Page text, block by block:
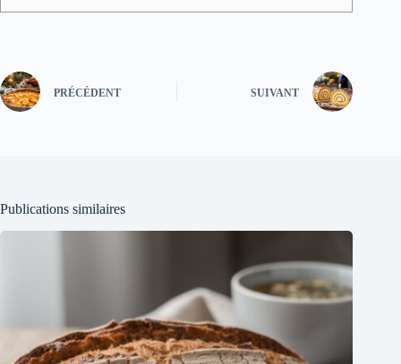
PRÉCÉDENT SUIVANT
Publications similaires